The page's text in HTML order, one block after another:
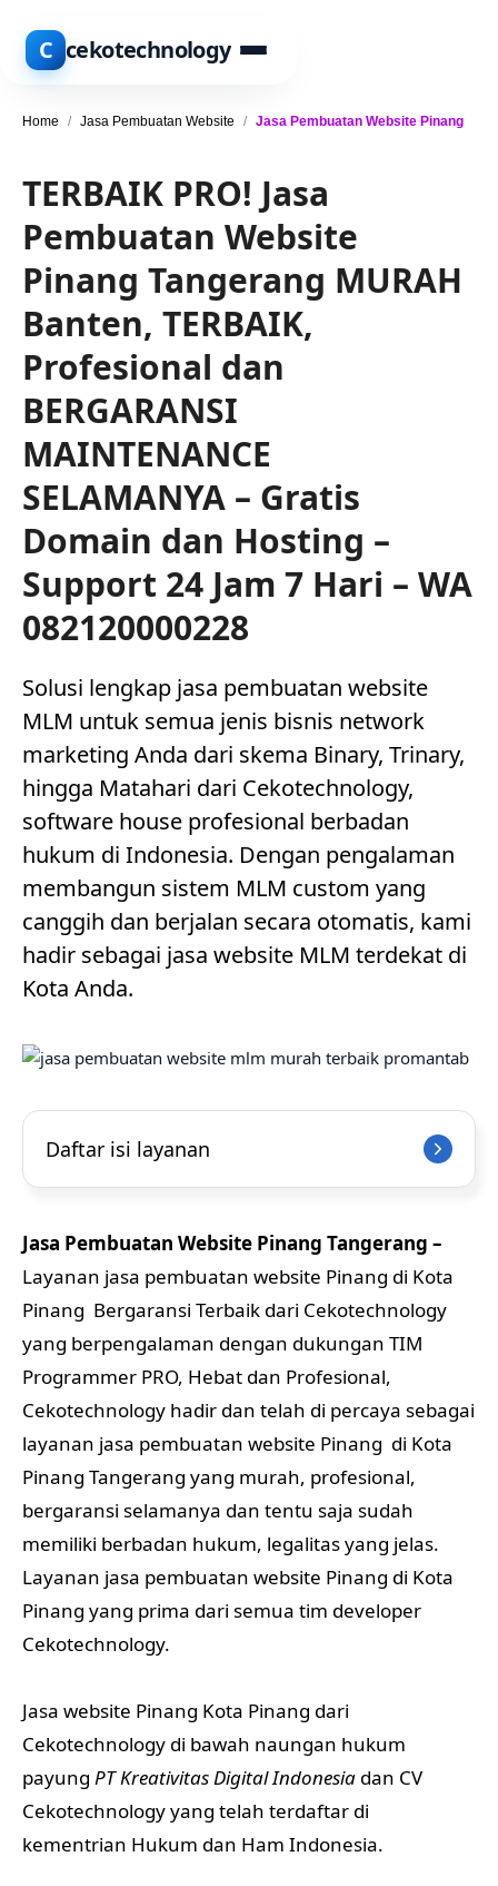
C cekotechnology
Home / Jasa Pembuatan Website / Jasa Pembuatan Website Pinang
TERBAIK PRO! Jasa
Pembuatan Website
Pinang Tangerang MURAH
Banten, TERBAIK,
Profesional dan
BERGARANSI
MAINTENANCE
SELAMANYA – Gratis
Domain dan Hosting –
Support 24 Jam 7 Hari – WA
082120000228
Solusi lengkap jasa pembuatan website
MLM untuk semua jenis bisnis network
marketing Anda dari skema Binary, Trinary,
hingga Matahari dari Cekotechnology,
software house profesional berbadan
hukum di Indonesia. Dengan pengalaman
membangun sistem MLM custom yang
canggih dan berjalan secara otomatis, kami
hadir sebagai jasa website MLM terdekat di
Kota Anda.
Daftar isi layanan
Jasa Pembuatan Website Pinang Tangerang –
Layanan jasa pembuatan website Pinang di Kota
Pinang Bergaransi Terbaik dari Cekotechnology
yang berpengalaman dengan dukungan TIM
Programmer PRO, Hebat dan Profesional,
Cekotechnology hadir dan telah di percaya sebagai
layanan jasa pembuatan website Pinang di Kota
Pinang Tangerang yang murah, profesional,
bergaransi selamanya dan tentu saja sudah
memiliki berbadan hukum, legalitas yang jelas.
Layanan jasa pembuatan website Pinang di Kota
Pinang yang prima dari semua tim developer
Cekotechnology.
Jasa website Pinang Kota Pinang dari
Cekotechnology di bawah naungan hukum
payung PT Kreativitas Digital Indonesia dan CV
Cekotechnology yang telah terdaftar di
kementrian Hukum dan Ham Indonesia.